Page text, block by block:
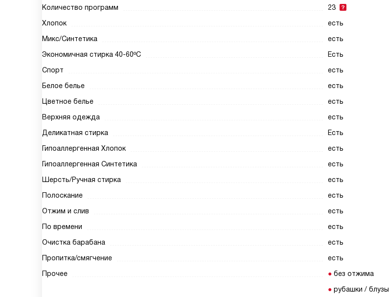
Количество программ
23
Хлопок
есть
Микс/Синтетика
есть
Экономичная стирка 40-60ºC
Есть
Спорт
есть
Белое белье
есть
Цветное белье
есть
Верхняя одежда
есть
Деликатная стирка
Есть
Гипоаллергенная Хлопок
есть
Гипоаллергенная Синтетика
есть
Шерсть/Ручная стирка
есть
Полоскание
есть
Отжим и слив
есть
По времени
есть
Очистка барабана
есть
Пропитка/смягчение
есть
Прочее
без отжима
рубашки / блузы